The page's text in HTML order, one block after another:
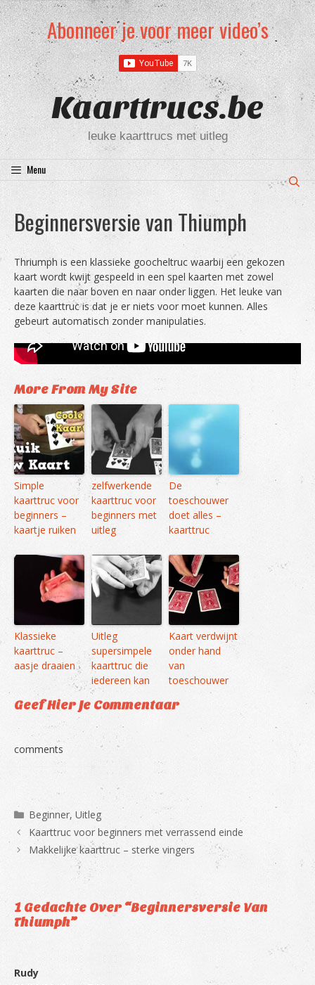
Ga
naar
de
inhoud
Abonneer je voor meer video’s
Kaarttrucs.be
leuke kaarttrucs met uitleg
Menu
Beginnersversie van Thiumph
Thriumph is een klassieke goocheltruc waarbij een gekozen
kaart wordt kwijt gespeeld in een spel kaarten met zowel
kaarten die naar boven en naar onder liggen. Het leuke van
deze kaarttruc is dat je er niets voor moet kunnen. Alles
gebeurt automatisch zonder manipulaties.
More From My Site
Simple
kaarttruc voor
beginners –
kaartje ruiken
zelfwerkende
kaarttruc voor
beginners met
uitleg
De
toeschouwer
doet alles –
kaarttruc
Klassieke
kaarttruc –
aasje draaien
Uitleg
supersimpele
kaarttruc die
iedereen kan
Kaart verdwijnt
onder hand
van
toeschouwer
Geef Hier Je Commentaar
comments
Categorieën
Beginner,Uitleg
Kaarttruc voor beginners met verrassend einde
Makkelijke kaarttruc – sterke vingers
1 Gedachte Over “Beginnersversie Van
Thiumph”
Rudy